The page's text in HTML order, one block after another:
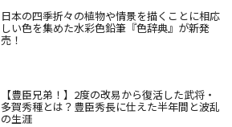
日本の四季折々の植物や情景を描くことに相応
しい色を集めた水彩色鉛筆『色辞典』が新発
売！
【豊臣兄弟！】2度の改易から復活した武将・
多賀秀種とは？豊臣秀長に仕えた半年間と波乱
の生涯